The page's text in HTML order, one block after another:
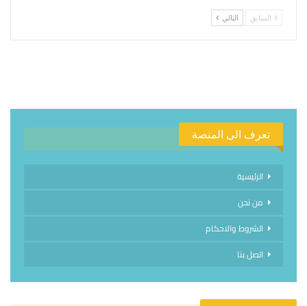
السابق التالي
تعرف الى المنصة
الرئيسية
من نحن
الشروط والاحكام
اتصل بنا